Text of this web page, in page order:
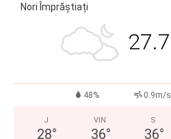
Nori Împrăștiați
27.7
48% 0.9m/s
J
28°
VIN
36°
S
36°